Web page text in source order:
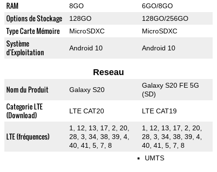
RAM 8GO 6GO/8GO
Options de Stockage 128GO 128GO/256GO
Type Carte Mémoire MicroSDXC MicroSDXC
Système
d'Exploitation
Android 10 Android 10
Reseau
Nom du Produit Galaxy S20
Galaxy S20 FE 5G
(SD)
Categorie LTE
(Download)
LTE CAT20 LTE CAT19
LTE (fréquences)
1, 12, 13, 17, 2, 20,
28, 3, 34, 38, 39, 4,
40, 41, 5, 7, 8
1, 12, 13, 17, 2, 20,
28, 3, 34, 38, 39, 4,
40, 41, 5, 7, 8
UMTS